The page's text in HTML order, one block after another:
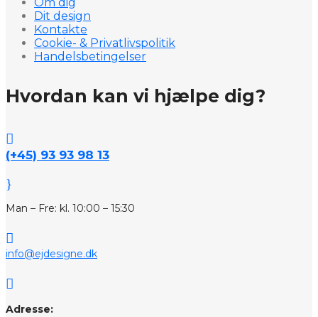
Dit design
Kontakte
Cookie- & Privatlivspolitik
Handelsbetingelser
Hvordan kan vi hjælpe dig?

(+45) 93 93 98 13
}
Man – Fre: kl. 10:00 – 15:30

info@ejdesigne.dk

Adresse: